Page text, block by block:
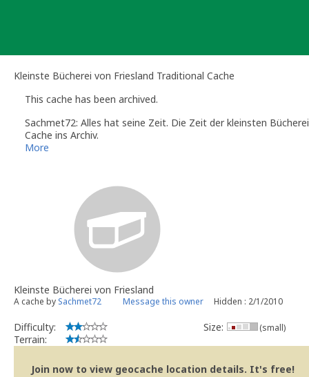
Kleinste Bücherei von Friesland Traditional Cache
This cache has been archived.
Sachmet72: Alles hat seine Zeit. Die Zeit der kleinsten
Cache ins Archiv.
Wir bedanken uns bei der Besitzerin der Bücherzelle für über
More
Kleinste Bücherei von Friesland
A cache by Sachmet72 Message this owner Hidden : 2/1/2010
Difficulty:
Terrain:
Size: (small)
Join now to view geocache location details. It's free!